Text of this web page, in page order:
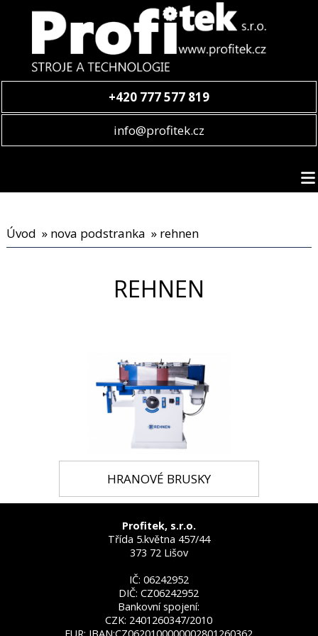
+420 777 577 819
info@profitek.cz
Úvod » nova podstranka » rehnen
REHNEN
HRANOVÉ BRUSKY
Profitek, s.r.o.
Třída 5.května 457/44
373 72 Lišov
IČ: 06242952
DIČ: CZ06242952
Bankovní spojení:
CZK: 2401260347/2010